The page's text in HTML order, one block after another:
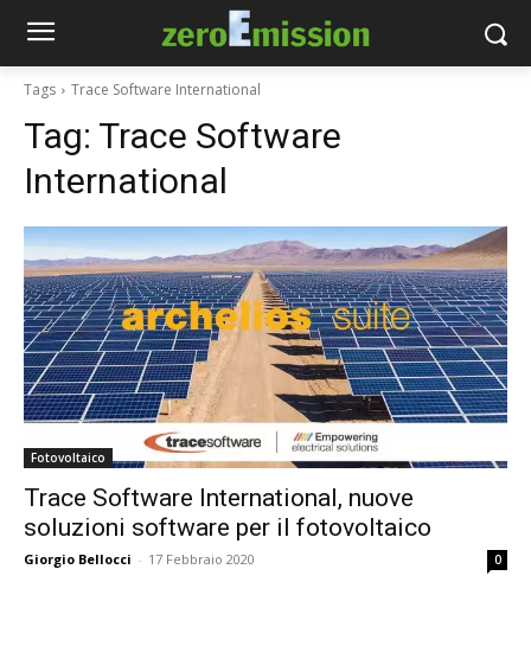
Tags Trace Software International
Tag: Trace Software
International
Fotovoltaico
Trace Software International, nuove
soluzioni software per il fotovoltaico
Giorgio Bellocci - 17 Febbraio 2020 0